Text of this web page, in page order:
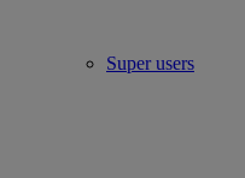
Super users